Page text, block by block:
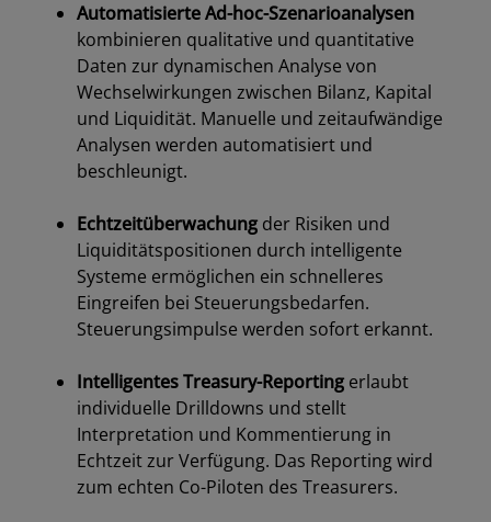
Automatisierte Ad-hoc-Szenarioanalysen
kombinieren qualitative und quantitative
Daten zur dynamischen Analyse von
Wechselwirkungen zwischen Bilanz, Kapital
und Liquidität. Manuelle und zeitaufwändige
Analysen werden automatisiert und
beschleunigt.
Echtzeitüberwachung der Risiken und
Liquiditätspositionen durch intelligente
Systeme ermöglichen ein schnelleres
Eingreifen bei Steuerungsbedarfen.
Steuerungsimpulse werden sofort erkannt.
Intelligentes Treasury-Reporting erlaubt
individuelle Drilldowns und stellt
Interpretation und Kommentierung in
Echtzeit zur Verfügung. Das Reporting wird
zum echten Co-Piloten des Treasurers.
Los